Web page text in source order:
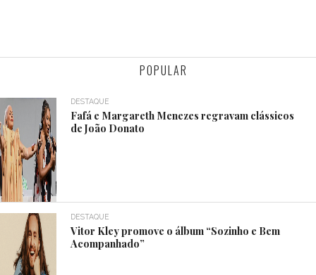
POPULAR
DESTAQUE
Fafá e Margareth Menezes regravam clássicos
de João Donato
DESTAQUE
Vitor Kley promove o álbum “Sozinho e Bem
Acompanhado”